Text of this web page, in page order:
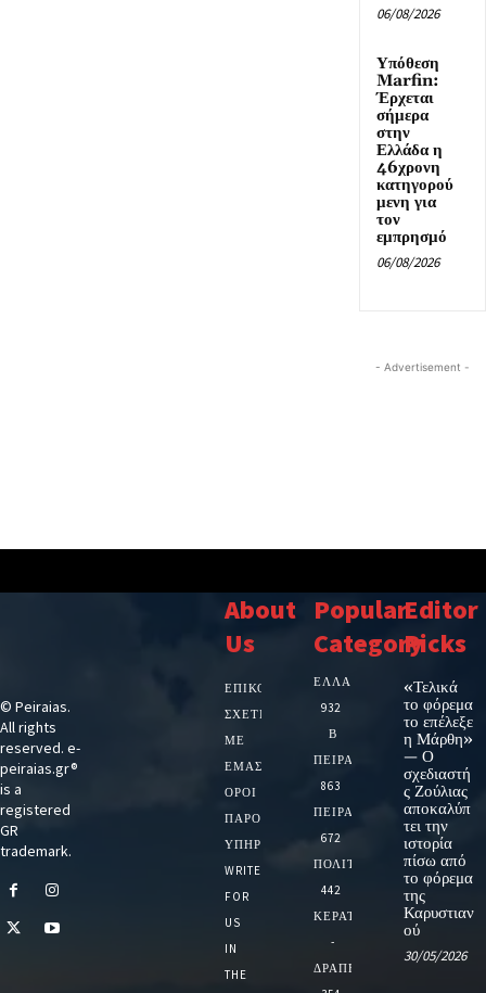
06/08/2026
Υπόθεση
Marfin:
Έρχεται
σήμερα
στην
Ελλάδα η
46χρονη
κατηγορού
μενη για
τον
εμπρησμό
06/08/2026
- Advertisement -
© Peiraias.
All rights
reserved. e-
peiraias.gr®
is a
registered
GR
trademark.
About
Us
ΕΠΙΚΟΙΝΩΝΙΑ
ΣΧΕΤΙΚΆ
ΜΕ
ΕΜΆΣ
ΌΡΟΙ
ΠΑΡΟΧΉΣ
ΥΠΗΡΕΣΙΏΝ
WRITE
FOR
US
IN
THE
Popular
Category
ΕΛΛΑΔΑ
932
Β
ΠΕΙΡΑΙΑ
863
ΠΕΙΡΑΙΑΣ
672
ΠΟΛΙΤΙΚΗ
442
ΚΕΡΑΤΣΙΝΙ
-
ΔΡΑΠΕΤΣΩΝΑ
Editor
Picks
«Τελικά
το φόρεμα
το επέλεξε
η Μάρθη»
— Ο
σχεδιαστή
ς Ζούλιας
αποκαλύπ
τει την
ιστορία
πίσω από
το φόρεμα
της
Καρυστιαν
ού
30/05/2026